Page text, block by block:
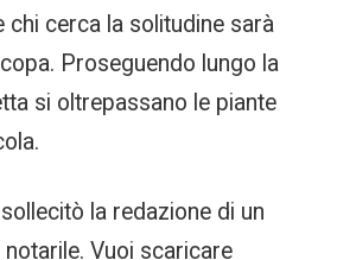
chi cerca la solitudine sarà
Proseguendo lungo la
si oltrepassano le piante
la redazione di un
Vuoi scaricare